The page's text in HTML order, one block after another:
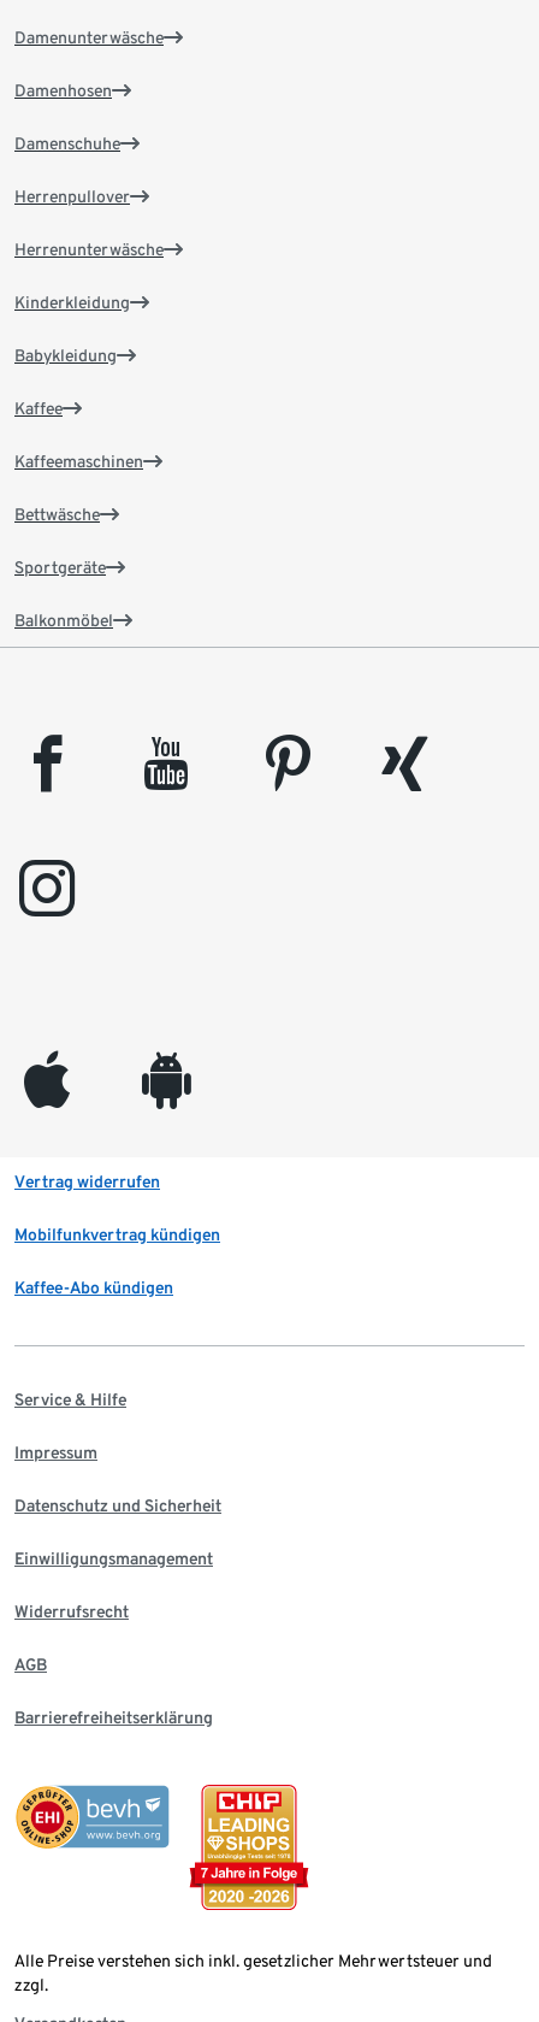
Damenunterwäsche
Damenhosen
Damenschuhe
Herrenpullover
Herrenunterwäsche
Kinderkleidung
Babykleidung
Kaffee
Kaffeemaschinen
Bettwäsche
Sportgeräte
Balkonmöbel
facebook youtube pinterest
xing
instagram
appleinc android
Vertrag widerrufen
Mobilfunkvertrag kündigen
Kaffee-Abo kündigen
Service & Hilfe
Impressum
Datenschutz und Sicherheit
Einwilligungsmanagement
Widerrufsrecht
AGB
Barrierefreiheitserklärung
Alle Preise verstehen sich inkl. gesetzlicher Mehrwertsteuer und
zzgl.